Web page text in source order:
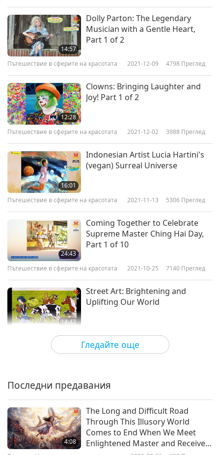
Гледайте още
14:57
Dolly Parton: The Legendary
Musician with a Gentle Heart,
Part 1 of 2
Пътешествие в сферите на красотата 2021-12-09 4798 Преглед
12:28
Clowns: Bringing Laughter and
Joy! Part 1 of 2
Пътешествие в сферите на красотата 2021-12-02 3988 Преглед
16:01
Indonesian Artist Lucia Hartini's
(vegan) Surreal Universe
Пътешествие в сферите на красотата 2021-11-13 5306 Преглед
24:43
Coming Together to Celebrate
Supreme Master Ching Hai Day,
Part 1 of 10
Пътешествие в сферите на красотата 2021-10-25 7140 Преглед
14:42
Street Art: Brightening and
Uplifting Our World
Пътешествие в сферите на красотата 2021-10-22 4086
17:19
красотата
Transforming Entertainment for
a Changing World, Part 1 of 2
Последни предавания
4:08
The Long and Difficult Road
Through This Illusory World
Comes to End When We Meet
Enlightened Master and Receive